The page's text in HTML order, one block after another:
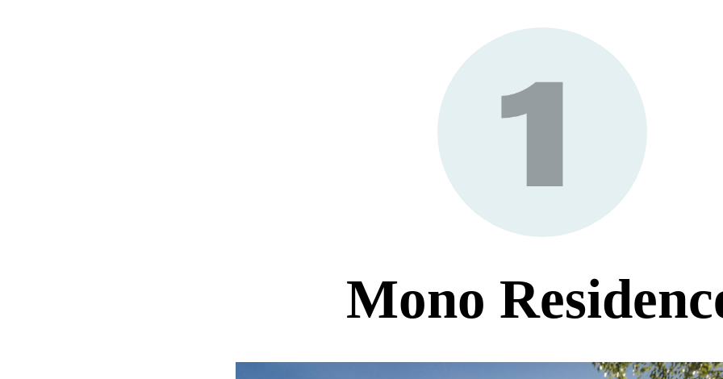
Mono